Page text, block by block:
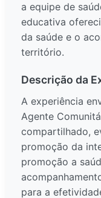
a equipe de
educativa
da saúde e o
território.
Descrição da
A experiência
Agente
compartilhado,
promoção da
promoção a
para a